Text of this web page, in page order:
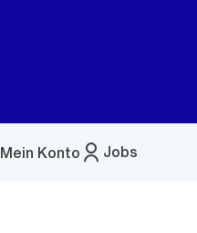
Jobs
Mein Konto
Menü